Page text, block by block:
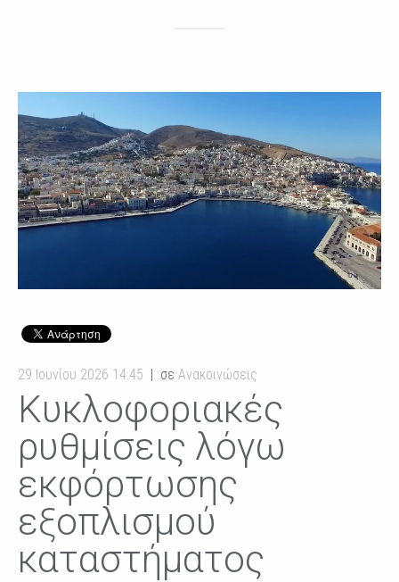
29 Ιουνίου 2026 14:45 σε Ανακοινώσεις
Κυκλοφοριακές
ρυθμίσεις λόγω
εκφόρτωσης
εξοπλισμού
καταστήματος